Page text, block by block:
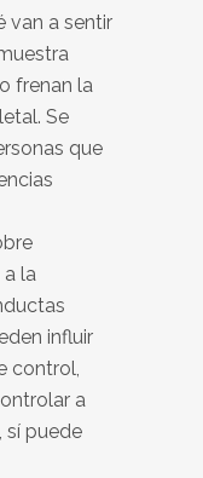
van a sentir
frenan la
Se
que
la
influir
control,
a
sí puede